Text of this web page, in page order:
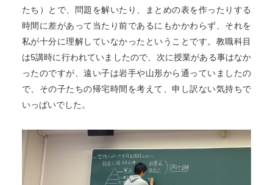
たち）とで、問題を解いたり、まとめの表を作ったりする
時間に差があって当たり前であるにもかかわらず、それを
私が十分に理解していなかったということです。教職科目
は5講時に行われていましたので、次に授業がある事はなか
ったのですが、遠い子は岩手や山形から通っていましたの
で、その子たちの帰宅時間を考えて、申し訳ない気持ちで
いっぱいでした。